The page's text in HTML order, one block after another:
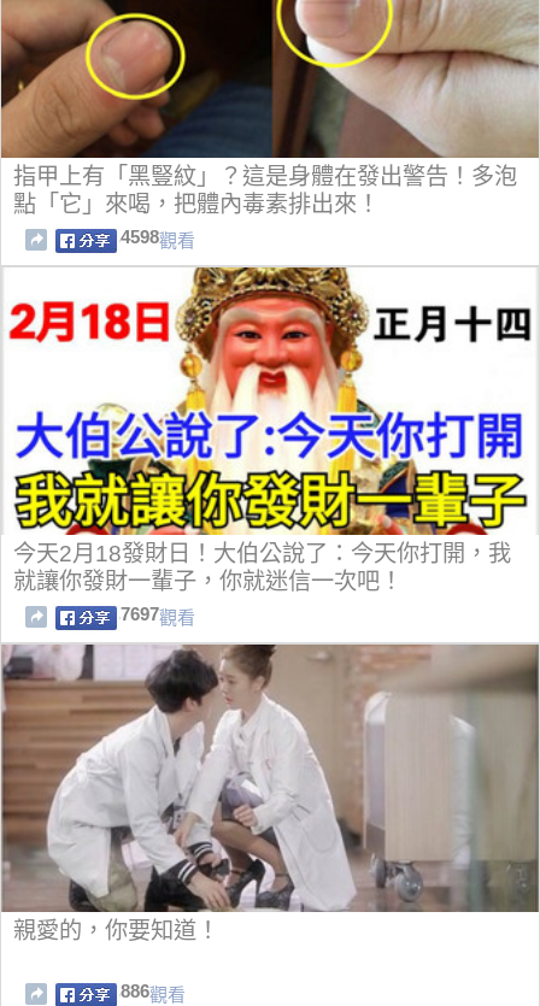
指甲上有「黑豎紋」？這是身體在發出警告！多泡
點「它」來喝，把體內毒素排出來！
4598觀看
今天2月18發財日！大伯公說了：今天你打開，我
就讓你發財一輩子，你就迷信一次吧！
7697觀看
親愛的，你要知道！
886觀看